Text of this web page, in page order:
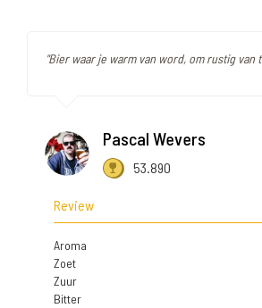
"Bier waar je warm van word, om rustig van
Pascal Wevers
53.890
Review
Aroma
Zoet
Zuur
Bitter